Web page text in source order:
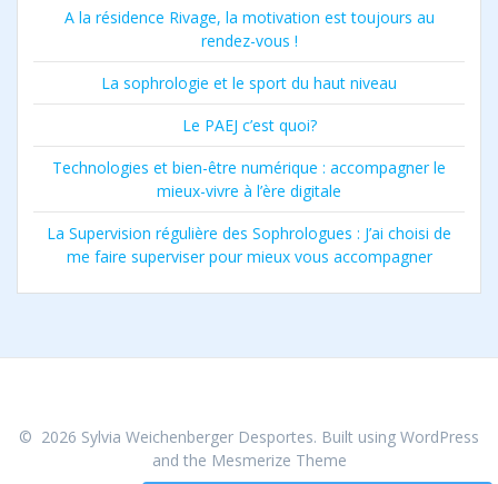
A la résidence Rivage, la motivation est toujours au
rendez-vous !
La sophrologie et le sport du haut niveau
Le PAEJ c’est quoi?
Technologies et bien-être numérique : accompagner le
mieux-vivre à l’ère digitale
La Supervision régulière des Sophrologues : J’ai choisi de
me faire superviser pour mieux vous accompagner
© 2026 Sylvia Weichenberger Desportes. Built using WordPress
and the Mesmerize Theme